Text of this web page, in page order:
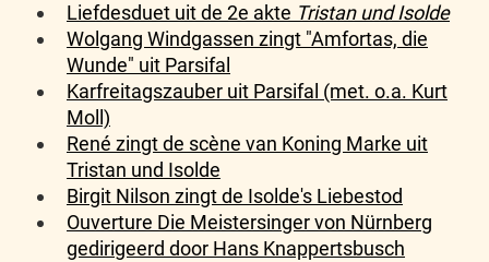
Liefdesduet uit de 2e akte Tristan und Isolde
Wolgang Windgassen zingt "Amfortas, die
Wunde" uit Parsifal
Karfreitagszauber uit Parsifal (met. o.a. Kurt
Moll)
René zingt de scène van Koning Marke uit
Tristan und Isolde
Birgit Nilson zingt de Isolde's Liebestod
Ouverture Die Meistersinger von Nürnberg
gedirigeerd door Hans Knappertsbusch